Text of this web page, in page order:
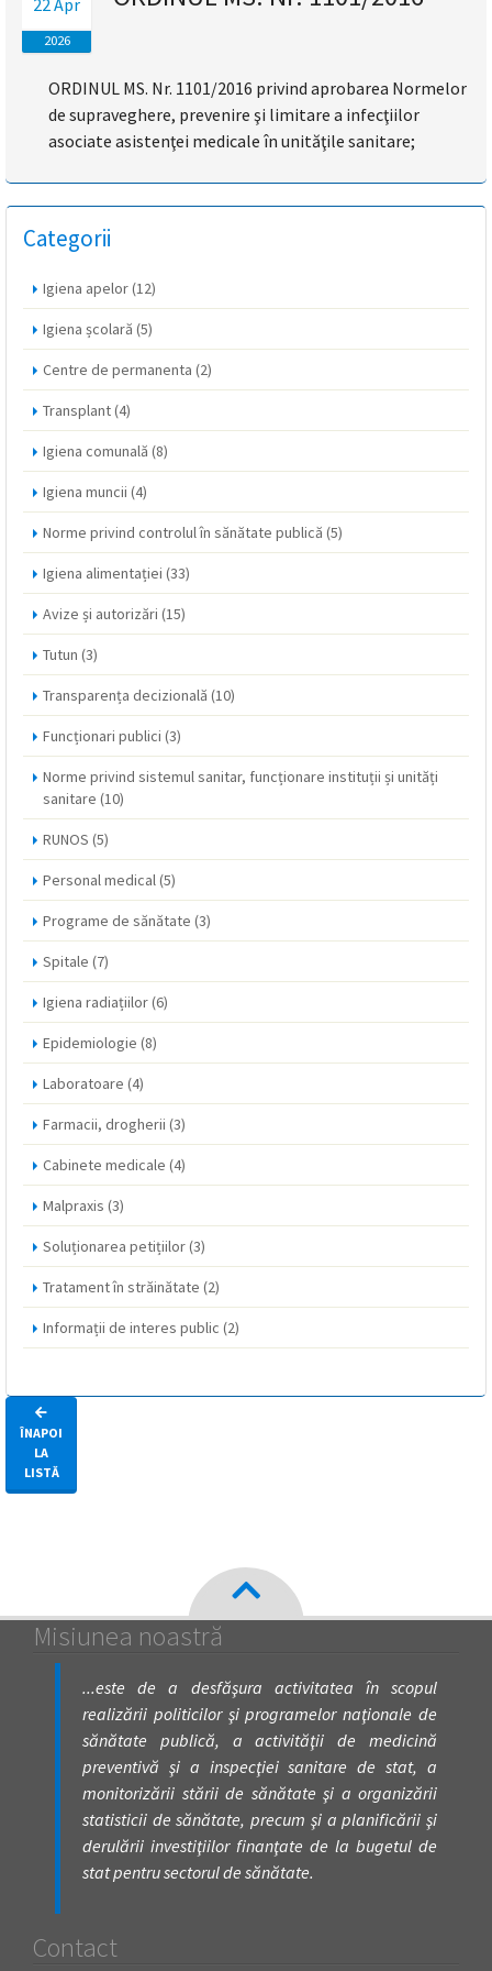
magyar
nyelvű
oldal
fejlesztés
alatt
van
Átiranyítás
román
nyelvű
oldalra
másodpercen
belül.
22 Apr
2026
ORDINUL MS. Nr. 1101/2016 privind aprobarea Normelor
de supraveghere, prevenire şi limitare a infecţiilor
asociate asistenţei medicale în unităţile sanitare;
Categorii
Igiena apelor(12)
Igiena școlară (5)
Centre de permanenta (2)
Transplant(4)
Igiena comunală (8)
Igiena muncii (4)
Norme privind controlul în sănătate publică (5)
Igiena alimentației (33)
Avize și autorizări (15)
Tutun (3)
Transparența decizională (10)
Funcționari publici (3)
Norme privind sistemul sanitar, funcționare instituții și unități
sanitare (10)
RUNOS (5)
Personal medical(5)
Programe de sănătate (3)
Spitale (7)
Igiena radiațiilor(6)
Epidemiologie (8)
Laboratoare (4)
Farmacii, drogherii (3)
Cabinete medicale (4)
Malpraxis (3)
Soluționarea petițiilor(3)
Tratament în străinătate (2)
Informații de interes public (2)
ÎNAPOI
LA
LISTĂ
Misiunea noastră
...este de a desfăşura activitatea în scopul
realizării politicilor şi programelor naţionale de
sănătate publică, a activităţii de medicină
preventivă şi a inspecţiei sanitare de stat, a
monitorizării stării de sănătate şi a organizării
statisticii de sănătate, precum şi a planificării şi
derulării investiţiilor finanţate de la bugetul de
stat pentru sectorul de sănătate.
Contact